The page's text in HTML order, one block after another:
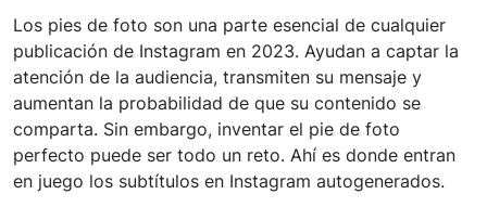
Los pies de foto son una parte esencial de cualquier
publicación de Instagram en 2023. Ayudan a captar la
atención de la audiencia, transmiten su mensaje y
aumentan la probabilidad de que su contenido se
comparta. Sin embargo, inventar el pie de foto
perfecto puede ser todo un reto. Ahí es donde entran
en juego los subtítulos en Instagram autogenerados.